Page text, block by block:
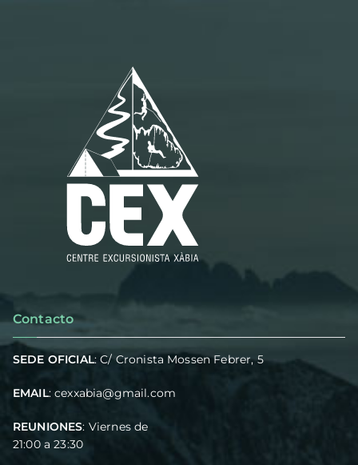
Contacto
SEDE OFICIAL: C/ Cronista Mossen Febrer, 5
EMAIL:cexxabia@gmail.com
REUNIONES: Viernes de
21:00 a 23:30